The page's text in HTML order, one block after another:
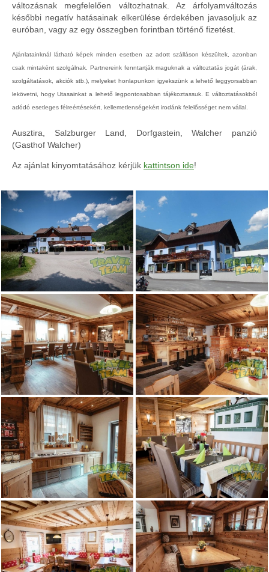
változásnak megfelelően változhatnak. Az árfolyamváltozás
későbbi negatív hatásainak elkerülése érdekében javasoljuk az
euróban, vagy az egy összegben forintban történő fizetést.
Ajánlatainknál látható képek minden esetben az adott szálláson készültek, azonban
csak mintaként szolgálnak. Partnereink fenntartják maguknak a változtatás jogát (árak,
szolgáltatások, akciók stb.), melyeket honlapunkon igyekszünk a lehető leggyorsabban
lekövetni, hogy Utasainkat a lehető legpontosabban tájékoztassuk. E változtatásokból
adódó esetleges félreértésekért, kellemetlenségekért irodánk felelősséget nem vállal.
Ausztira, Salzburger Land, Dorfgastein, Walcher panzió
(Gasthof Walcher)
Az ajánlat kinyomtatásához kérjük kattintson ide!